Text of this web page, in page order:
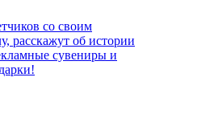
со своим
расскажут об истории
сувениры и